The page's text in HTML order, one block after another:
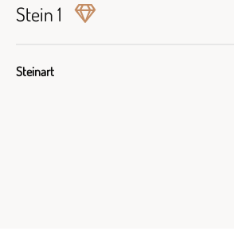
Stein 1
Steinart